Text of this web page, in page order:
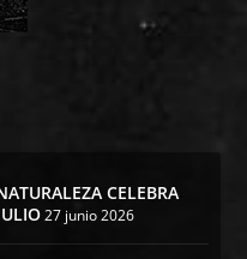
CELEBRA
27 junio 2026